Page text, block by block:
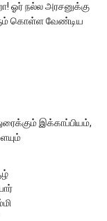
ஓர் நல்ல அரசனுக்கு
கொள்ள வேண்டிய
இக்காப்பியம்,